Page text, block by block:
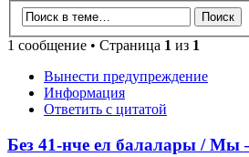
1 сообщение • Страница 1 из 1
Вынести предупреждение
Информация
Ответить с цитатой
Без 41-нче ел балалары / Мы